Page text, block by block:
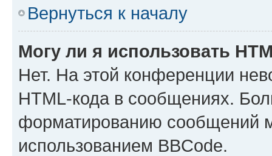
Вернуться к началу
Могу ли я использовать
Нет. На этой конференции
HTML-кода в сообщениях.
форматированию сообщений
использованием BBCode.